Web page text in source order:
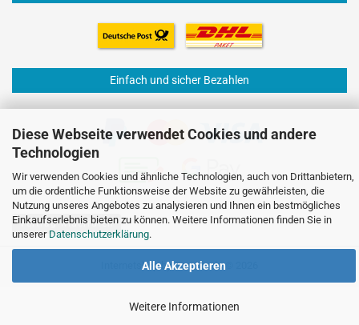
Diese Webseite verwendet Cookies und andere
Technologien
Wir verwenden Cookies und ähnliche Technologien, auch von Drittanbietern,
um die ordentliche Funktionsweise der Website zu gewährleisten, die
Nutzung unseres Angebotes zu analysieren und Ihnen ein bestmögliches
Einkaufserlebnis bieten zu können. Weitere Informationen finden Sie in
unserer Datenschutzerklärung.
Alle Akzeptieren
Weitere Informationen
Einfach und sicher Bezahlen
Vertrag widerrufen
Internetshopby Gambio.de © 2026